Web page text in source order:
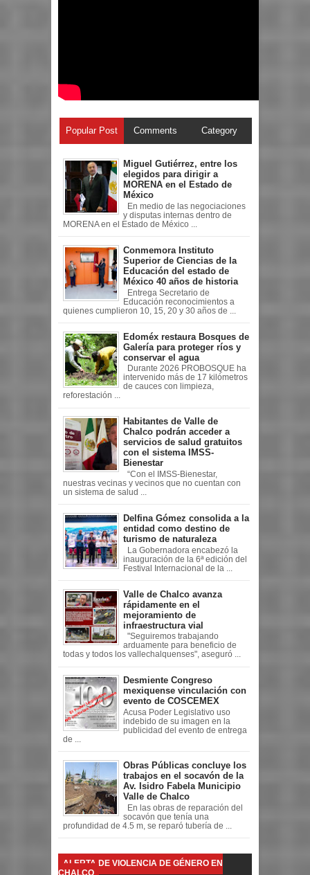
Popular Post Comments Category
Miguel Gutiérrez, entre los
elegidos para dirigir a
MORENA en el Estado de
México
En medio de las negociaciones
y disputas internas dentro de
MORENA en el Estado de México ...
Conmemora Instituto
Superior de Ciencias de la
Educación del estado de
México 40 años de historia
Entrega Secretario de
Educación reconocimientos a
quienes cumplieron 10, 15, 20 y 30 años de ...
Edoméx restaura Bosques de
Galería para proteger ríos y
conservar el agua
Durante 2026 PROBOSQUE ha
intervenido más de 17 kilómetros
de cauces con limpieza,
reforestación ...
Habitantes de Valle de
Chalco podrán acceder a
servicios de salud gratuitos
con el sistema IMSS-
Bienestar
“Con el IMSS-Bienestar,
nuestras vecinas y vecinos que no cuentan con
un sistema de salud ...
Delfina Gómez consolida a la
entidad como destino de
turismo de naturaleza
La Gobernadora encabezó la
inauguración de la 6ª edición del
Festival Internacional de la ...
Valle de Chalco avanza
rápidamente en el
mejoramiento de
infraestructura vial
"Seguiremos trabajando
arduamente para beneficio de
todas y todos los vallechalquenses", aseguró ...
Desmiente Congreso
mexiquense vinculación con
evento de COSCEMEX
Acusa Poder Legislativo uso
indebido de su imagen en la
publicidad del evento de entrega
de ...
Obras Públicas concluye los
trabajos en el socavón de la
Av. Isidro Fabela Municipio
Valle de Chalco
En las obras de reparación del
socavón que tenía una
profundidad de 4.5 m, se reparó tubería de ...
ALERTA DE VIOLENCIA DE GÉNERO EN
CHALCO